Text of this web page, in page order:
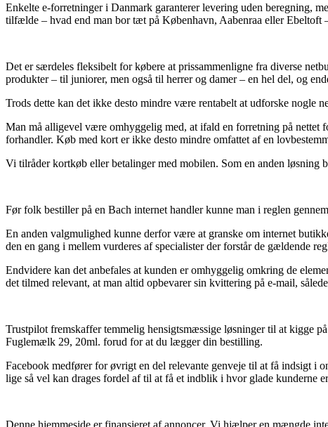
Enkelte e-forretninger i Danmark garanterer levering uden beregning,
tilfælde – hvad end man bor tæt på København, Aabenraa eller Ebeltoft
Det er særdeles fleksibelt for købere at prissammenligne fra diverse
produkter – til juniorer, men også til herrer og damer – en hel del, og
Trods dette kan det ikke desto mindre være rentabelt at udforske nogle
Man må alligevel være omhyggelig med, at ifald en forretning på nettet
forhandler. Køb med kort er ikke desto mindre omfattet af en
Vi tilråder kortkøb eller betalinger med mobilen. Som en anden
Før folk bestiller på en Bach internet handler kunne man i reglen
En anden valgmulighed kunne derfor være at granske om internet
den en gang i mellem vurderes af specialister der forstår de gældende
Endvidere kan det anbefales at kunden er omhyggelig omkring de
det tilmed relevant, at man altid opbevarer sin kvittering på e-mail,
Trustpilot fremskaffer temmelig hensigtsmæssige løsninger til at kigge
Fuglemælk 29, 20ml. forud for at du lægger din bestilling.
Facebook medfører for øvrigt en del relevante genveje til at få indsigt i
lige så vel kan drages fordel af til at få et indblik i hvor glade kunderne
Denne hjemmeside er finansieret af annoncer. Vi hjælper en mængde